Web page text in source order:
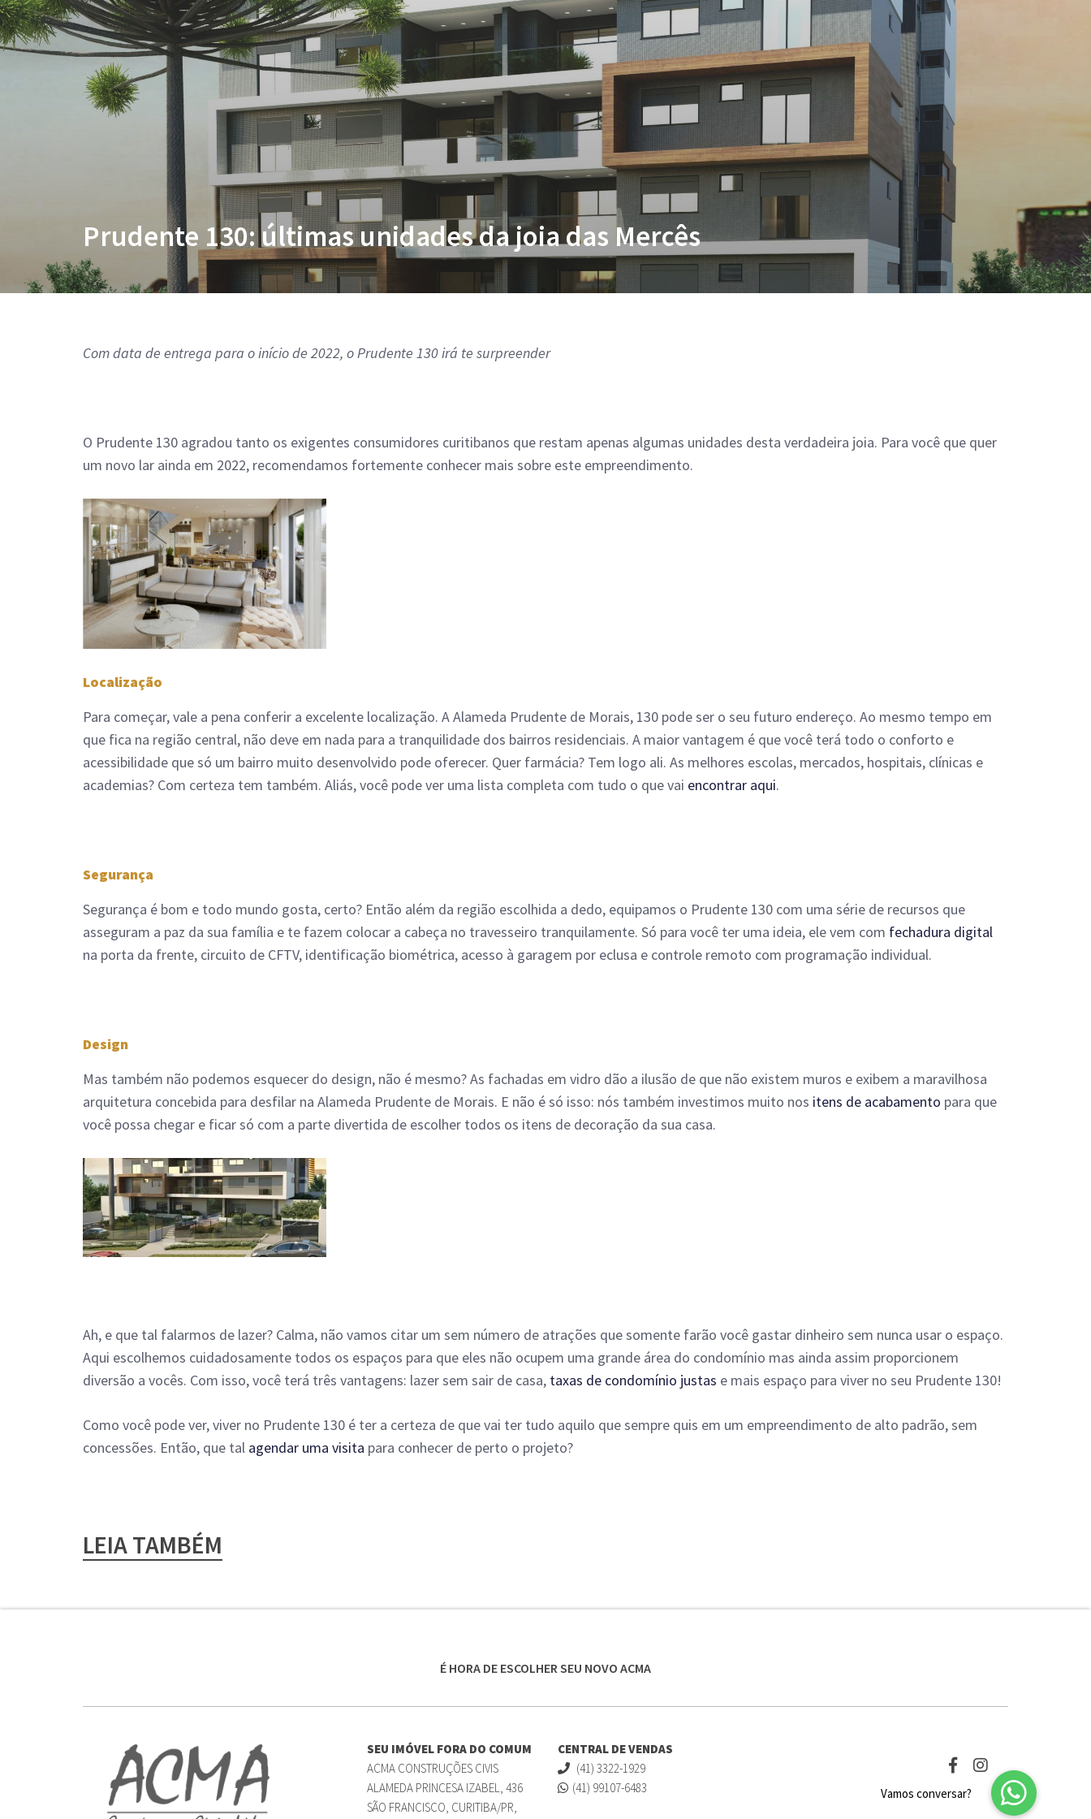
Prudente 130: últimas unidades da joia das Mercês
Com data de entrega para o início de 2022, o Prudente 130 irá te surpreender
O Prudente 130 agradou tanto os exigentes consumidores curitibanos que restam apenas algumas unidades desta verdadeira joia. Para você que quer
um novo lar ainda em 2022, recomendamos fortemente conhecer mais sobre este empreendimento.
Localização
Para começar, vale a pena conferir a excelente localização. A Alameda Prudente de Morais, 130 pode ser o seu futuro endereço. Ao mesmo tempo em
que fica na região central, não deve em nada para a tranquilidade dos bairros residenciais. A maior vantagem é que você terá todo o conforto e
acessibilidade que só um bairro muito desenvolvido pode oferecer. Quer farmácia? Tem logo ali. As melhores escolas, mercados, hospitais, clínicas e
academias? Com certeza tem também. Aliás, você pode ver uma lista completa com tudo o que vai encontrar aqui.
Segurança
Segurança é bom e todo mundo gosta, certo? Então além da região escolhida a dedo, equipamos o Prudente 130 com uma série de recursos que
asseguram a paz da sua família e te fazem colocar a cabeça no travesseiro tranquilamente. Só para você ter uma ideia, ele vem com fechadura digital
na porta da frente, circuito de CFTV, identificação biométrica, acesso à garagem por eclusa e controle remoto com programação individual.
Design
Mas também não podemos esquecer do design, não é mesmo? As fachadas em vidro dão a ilusão de que não existem muros e exibem a maravilhosa
arquitetura concebida para desfilar na Alameda Prudente de Morais. E não é só isso: nós também investimos muito nos itens de acabamento para que
você possa chegar e ficar só com a parte divertida de escolher todos os itens de decoração da sua casa.
Ah, e que tal falarmos de lazer? Calma, não vamos citar um sem número de atrações que somente farão você gastar dinheiro sem nunca usar o espaço.
Aqui escolhemos cuidadosamente todos os espaços para que eles não ocupem uma grande área do condomínio mas ainda assim proporcionem
diversão a vocês. Com isso, você terá três vantagens: lazer sem sair de casa, taxas de condomínio justas e mais espaço para viver no seu Prudente 130!
Como você pode ver, viver no Prudente 130 é ter a certeza de que vai ter tudo aquilo que sempre quis em um empreendimento de alto padrão, sem
concessões. Então, que tal agendar uma visita para conhecer de perto o projeto?
LEIA TAMBÉM
É HORA DE ESCOLHER SEU NOVO ACMA
SEU IMÓVEL FORA DO COMUM
ACMA CONSTRUÇÕES CIVIS
ALAMEDA PRINCESA IZABEL, 436
SÃO FRANCISCO, CURITIBA/PR,
CENTRAL DE VENDAS
(41) 3322-1929
(41) 99107-6483